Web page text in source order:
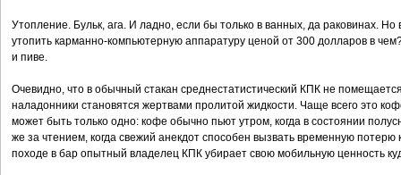
Утопление. Бульк, ага. И ладно, если бы только в ванных, да раковинах.
утопить карманно-компьютерную аппаратуру ценой от 300 долларов в
и пиве.
Очевидно, что в обычный стакан среднестатистический КПК не
наладонники становятся жертвами пролитой жидкости. Чаще всего это
может быть только одно: кофе обычно пьют утром, когда в состоянии
же за чтением, когда свежий анекдот способен вызвать временную
походе в бар опытный владелец КПК убирает свою мобильную ценность